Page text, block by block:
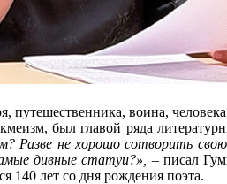
путешественника, воина,
был главой ряда
Разве не хорошо сотворить
дивные статуи?»,
– писал
140 лет со дня рождения поэта.